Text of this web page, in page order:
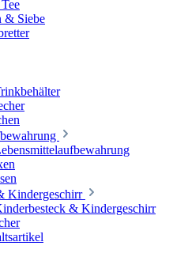
& Siebe
Kindergeschirr
& Kindergeschirr